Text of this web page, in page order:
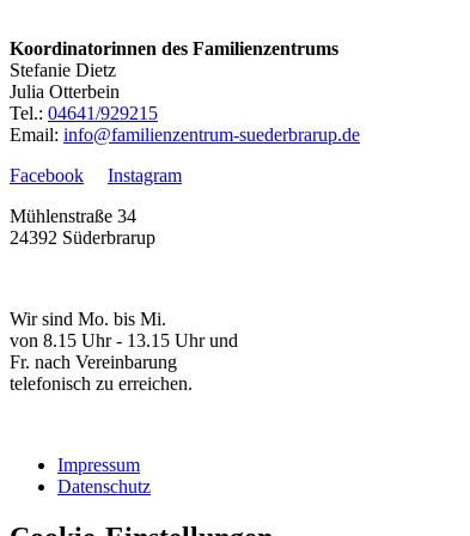
Koordinatorinnen des Familienzentrums
Stefanie Dietz
Julia Otterbein
Tel.: 04641/929215
Email: info@familienzentrum-suederbrarup.de
Facebook
Instagram
Mühlenstraße 34
24392 Süderbrarup
Wir sind Mo. bis Mi.
von 8.15 Uhr - 13.15 Uhr und
Fr. nach Vereinbarung
telefonisch zu erreichen.
Impressum
Datenschutz